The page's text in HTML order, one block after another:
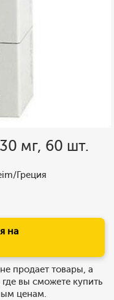
мг, 60 шт.
Греция
на
продает товары, а
вы сможете купить
ценам.